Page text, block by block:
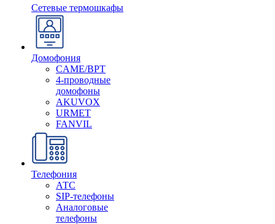
Сетевые термошкафы
Домофония
CAME/BPT
4-проводные
домофоны
AKUVOX
URMET
FANVIL
Телефония
АТС
SIP-телефоны
Аналоговые
телефоны